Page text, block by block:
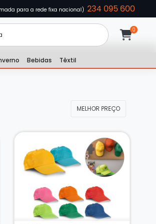
para a rede fixa nacional) 234 095 600
Bebidas Têxtil
MELHOR PREÇO